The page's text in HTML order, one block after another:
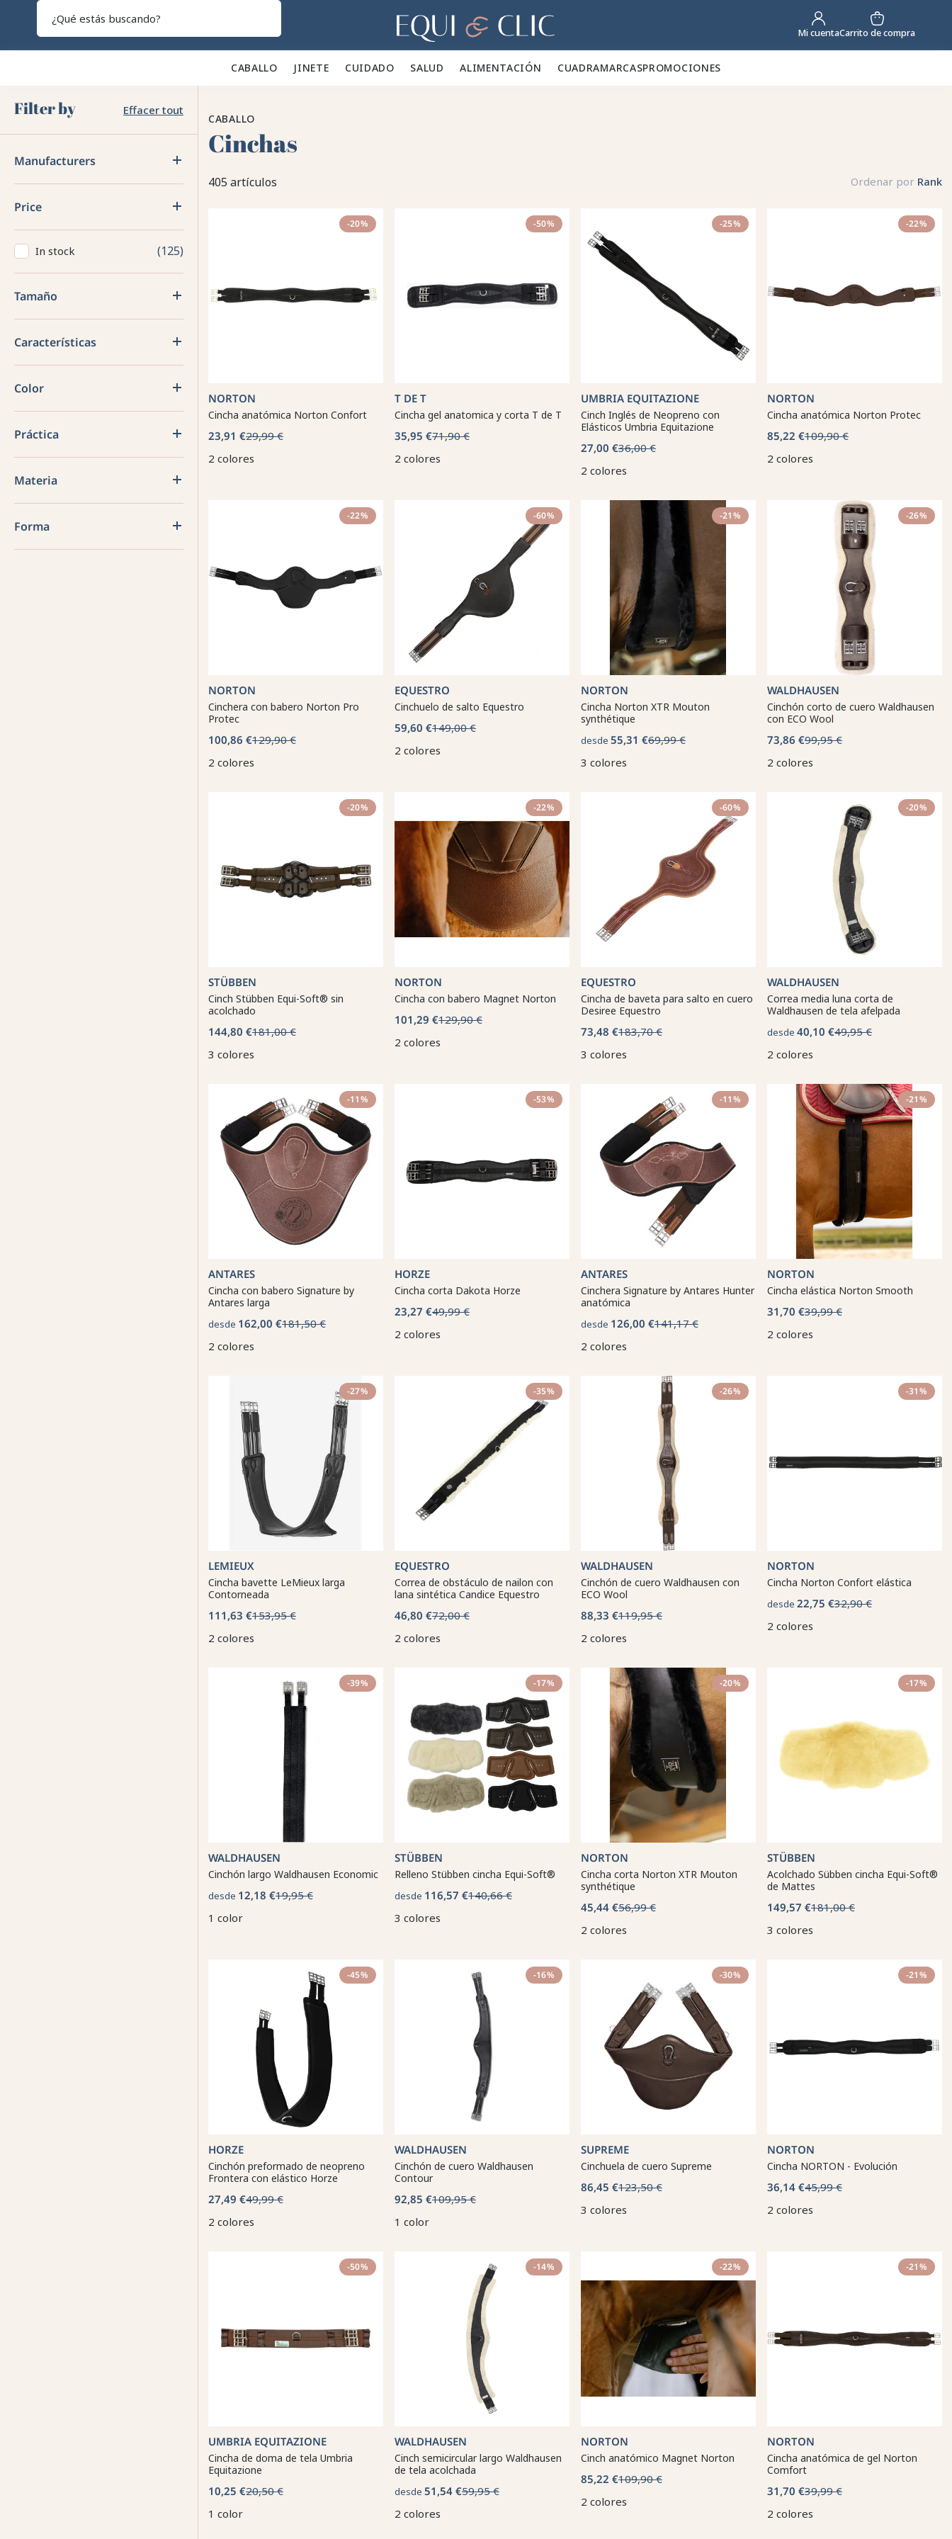
Hogar Mi cuentaCarrito de compra
CABALLO 🐎 JINETE 👕 CUIDADO 🪮 SALUD ✨ALIMENTACIÓN 🥕 CUADRAMARCASPROMOCIONES
Filter by Effacer tout
Manufacturers
Price
In stock 125
Tamaño
Características
Color
Práctica
Materia
Forma
CABALLO
Cinchas
405 artículos Ordenar por Rank
-20%
NORTON
Cincha anatómica Norton Confort
23,91 €29,99 €
2 colores
-50%
T DE T
Cincha gel anatomica y corta T de T
35,95 €71,90 €
2 colores
-25%
UMBRIA EQUITAZIONE
Cinch Inglés de Neopreno con
Elásticos Umbria Equitazione
27,00 €36,00 €
2 colores
-22%
NORTON
Cincha anatómica Norton Protec
85,22 €109,90 €
2 colores
-22%
NORTON
Cinchera con babero Norton Pro
Protec
100,86 €129,90 €
2 colores
-60%
EQUESTRO
Cinchuelo de salto Equestro
59,60 €149,00 €
2 colores
-21%
NORTON
Cincha Norton XTR Mouton
synthétique
desde 55,31 €69,99 €
3 colores
-26%
WALDHAUSEN
Cinchón corto de cuero Waldhausen
con ECO Wool
73,86 €99,95 €
2 colores
-20%
STÜBBEN
Cinch Stübben Equi-Soft® sin
acolchado
144,80 €181,00 €
3 colores
-22%
NORTON
Cincha con babero Magnet Norton
101,29 €129,90 €
2 colores
-60%
EQUESTRO
Cincha de baveta para salto en cuero
Desiree Equestro
73,48 €183,70 €
3 colores
-20%
WALDHAUSEN
Correa media luna corta de
Waldhausen de tela afelpada
desde 40,10 €49,95 €
2 colores
-11%
ANTARES
Cincha con babero Signature by
Antares larga
desde 162,00 €181,50 €
2 colores
-53%
HORZE
Cincha corta Dakota Horze
23,27 €49,99 €
2 colores
-11%
ANTARES
Cinchera Signature by Antares Hunter
anatómica
desde 126,00 €141,17 €
2 colores
-21%
NORTON
Cincha elástica Norton Smooth
31,70 €39,99 €
2 colores
-27%
LEMIEUX
Cincha bavette LeMieux larga
Contorneada
111,63 €153,95 €
2 colores
-35%
EQUESTRO
Correa de obstáculo de nailon con
lana sintética Candice Equestro
46,80 €72,00 €
2 colores
-26%
WALDHAUSEN
Cinchón de cuero Waldhausen con
ECO Wool
88,33 €119,95 €
2 colores
-31%
NORTON
Cincha Norton Confort elástica
desde 22,75 €32,90 €
2 colores
-39%
WALDHAUSEN
Cinchón largo Waldhausen Economic
desde 12,18 €19,95 €
1 color
-17%
STÜBBEN
Relleno Stübben cincha Equi-Soft®
desde 116,57 €140,66 €
3 colores
-20%
NORTON
Cincha corta Norton XTR Mouton
synthétique
45,44 €56,99 €
2 colores
-17%
STÜBBEN
Acolchado Sübben cincha Equi-Soft®
de Mattes
149,57 €181,00 €
3 colores
-45%
HORZE
Cinchón preformado de neopreno
Frontera con elástico Horze
27,49 €49,99 €
2 colores
-16%
WALDHAUSEN
Cinchón de cuero Waldhausen
Contour
92,85 €109,95 €
1 color
-30%
SUPREME
Cinchuela de cuero Supreme
86,45 €123,50 €
3 colores
-21%
NORTON
Cincha NORTON - Evolución
36,14 €45,99 €
2 colores
-50%
UMBRIA EQUITAZIONE
Cincha de doma de tela Umbria
Equitazione
10,25 €20,50 €
1 color
-14%
WALDHAUSEN
Cinch semicircular largo Waldhausen
de tela acolchada
desde 51,54 €59,95 €
2 colores
-22%
NORTON
Cinch anatómico Magnet Norton
85,22 €109,90 €
2 colores
-21%
NORTON
Cincha anatómica de gel Norton
Comfort
31,70 €39,99 €
2 colores